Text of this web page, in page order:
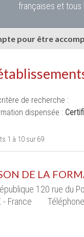
françaises et tous
pour être
de recherche :
dispensée :
1 à 10 sur 69
DE LA
120 rue du
- France